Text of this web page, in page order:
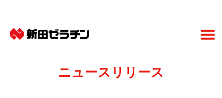
ニュースリリース